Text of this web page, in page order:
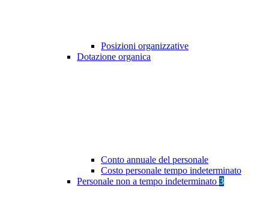
Posizioni organizzative
Dotazione organica
Conto annuale del personale
Costo personale tempo indeterminato
Personale non a tempo indeterminato 3